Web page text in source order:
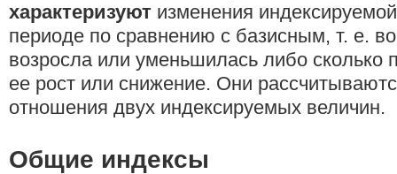
характеризуют изменения
периоде по сравнению с базисным, т. е.
возросла или уменьшилась либо сколько
ее рост или снижение. Они
отношения двух индексируемых величин.
Общие индексы